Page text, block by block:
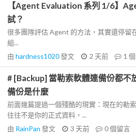
【Agent Evaluation 系列 1/6】
試？
很多團隊評估 Agent 的方法，其實還停留
組...
由 hardness1020發文 2 天前 1
# [Backup] 當勒索軟體連備份都不
備份是什麼
前面幾篇提過一個殘酷的現實：現在的勒
往往不是你的正式資料，...
由 RainPan 發文 3 天前 0個留言